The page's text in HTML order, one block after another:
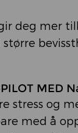
deg mer
MED
stress og
med å